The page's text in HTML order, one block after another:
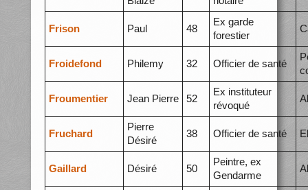
Frison Paul 48
Ex garde
forestier
Froidefond Philemy 32 Officier de santé
Froumentier Jean Pierre 52
Ex instituteur
révoqué
Fruchard
Pierre
Désiré
38 Officier de santé
Gaillard Désiré 50
Peintre, ex
Gendarme